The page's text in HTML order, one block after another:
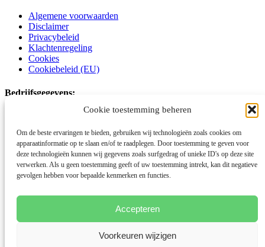
Cookie toestemming beheren
Om de beste ervaringen te bieden, gebruiken wij technologieën zoals cookies om
apparaatinformatie op te slaan en/of te raadplegen. Door toestemming te geven voor
deze technologieën kunnen wij gegevens zoals surfgedrag of unieke ID's op deze site
verwerken. Als u geen toestemming geeft of uw toestemming intrekt, kan dit negatieve
gevolgen hebben voor bepaalde kenmerken en functies.
Accepteren
Voorkeuren wijzigen
Algemene voorwaarden
Disclaimer
Privacybeleid
Klachtenregeling
Cookies
Cookiebeleid (EU)
Bedrijfsgegevens:
Schoot Kracht Autismecoaching
Voornamelijk online en op locatie
06-15177746
info@schootkrachtautismecoaching.com
www.schootkrachtautismecoaching.com
KvK-nummer:71739793